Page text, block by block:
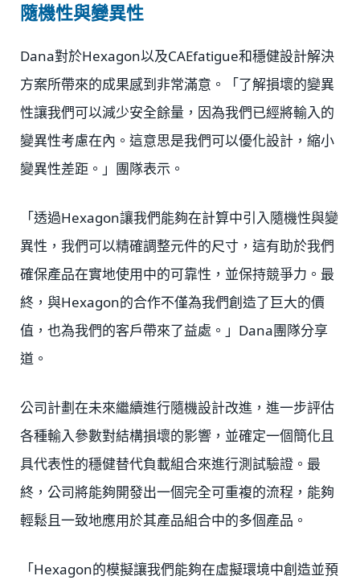
隨機性與變異性
Dana對於Hexagon以及CAEfatigue和穩健設計解決
方案所帶來的成果感到非常滿意。「了解損壞的變異
性讓我們可以減少安全餘量，因為我們已經將輸入的
變異性考慮在內。這意思是我們可以優化設計，縮小
變異性差距。」團隊表示。
「透過Hexagon讓我們能夠在計算中引入隨機性與變
異性，我們可以精確調整元件的尺寸，這有助於我們
確保產品在實地使用中的可靠性，並保持競爭力。最
終，與Hexagon的合作不僅為我們創造了巨大的價
值，也為我們的客戶帶來了益處。」Dana團隊分享
道。
公司計劃在未來繼續進行隨機設計改進，進一步評估
各種輸入參數對結構損壞的影響，並確定一個簡化且
具代表性的穩健替代負載組合來進行測試驗證。最
終，公司將能夠開發出一個完全可重複的流程，能夠
輕鬆且一致地應用於其產品組合中的多個產品。
「Hexagon的模擬讓我們能夠在虛擬環境中創造並預